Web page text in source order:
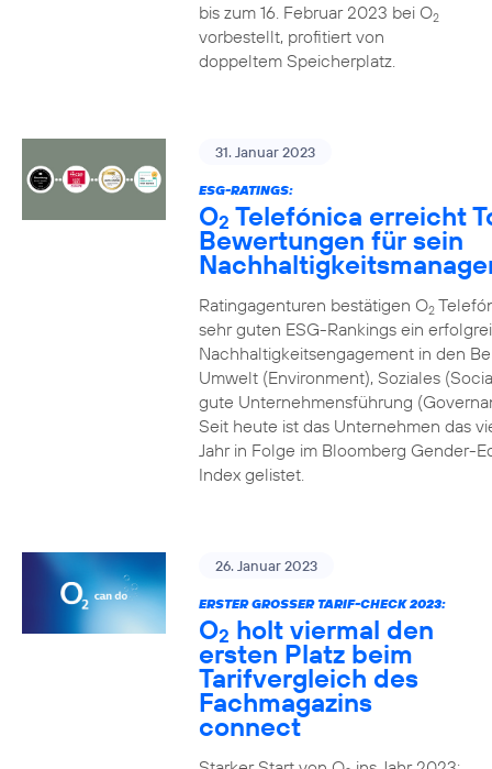
bis zum 16. Februar 2023 bei O2
vorbestellt, profitiert von
doppeltem Speicherplatz.
31. Januar 2023
ESG-RATINGS:
O2 Telefónica erreicht
Bewertungen für sein
Ratingagenturen bestätigen O2
sehr guten ESG-Rankings ein
Nachhaltigkeitsengagement in den
Umwelt (Environment), Soziales
gute Unternehmensführung
Seit heute ist das Unternehmen das
Jahr in Folge im Bloomberg Gender-
Index gelistet.
26. Januar 2023
ERSTER GROSSER TARIF-CHECK 2023:
O2 holt viermal den
ersten Platz beim
Tarifvergleich des
Fachmagazins
connect